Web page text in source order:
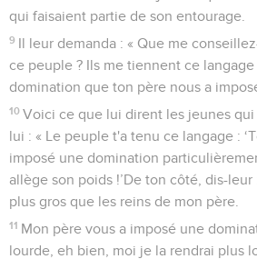
qui faisaient partie de son entourage.
9 Il leur demanda : « Que me
ce peuple ? Ils me tiennent ce langage
domination que ton père nous a
10 Voici ce que lui dirent les jeunes qui
lui : « Le peuple t'a tenu ce langage :
imposé une domination
allège son poids !’De ton côté, dis-
plus gros que les reins de mon père.
11 Mon père vous a imposé une
lourde, eh bien, moi je la rendrai plus